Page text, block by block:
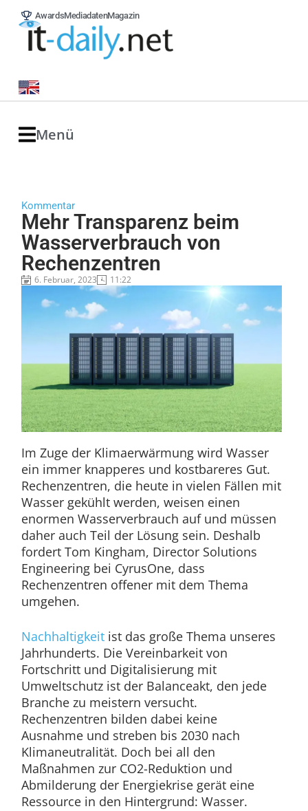
AwardsMediadatenMagazin
Menü
Kommentar
Mehr Transparenz beim
Wasserverbrauch von
Rechenzentren
6. Februar, 2023 11:22
Im Zuge der Klimaerwärmung wird Wasser
ein immer knapperes und kostbareres Gut.
Rechenzentren, die heute in vielen Fällen mit
Wasser gekühlt werden, weisen einen
enormen Wasserverbrauch auf und müssen
daher auch Teil der Lösung sein. Deshalb
fordert Tom Kingham, Director Solutions
Engineering bei CyrusOne, dass
Rechenzentren offener mit dem Thema
umgehen.
Nachhaltigkeitist das große Thema unseres
Jahrhunderts. Die Vereinbarkeit von
Fortschritt und Digitalisierung mit
Umweltschutz ist der Balanceakt, den jede
Branche zu meistern versucht.
Rechenzentren bilden dabei keine
Ausnahme und streben bis 2030 nach
Klimaneutralität. Doch bei all den
Maßnahmen zur CO2-Reduktion und
Abmilderung der Energiekrise gerät eine
Ressource in den Hintergrund: Wasser.